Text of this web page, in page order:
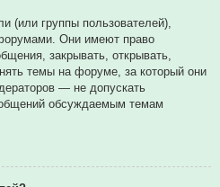
(или группы пользователей),
Они имеют право
закрывать, открывать,
темы на форуме, за который они
— не допускать
обсуждаемым темам